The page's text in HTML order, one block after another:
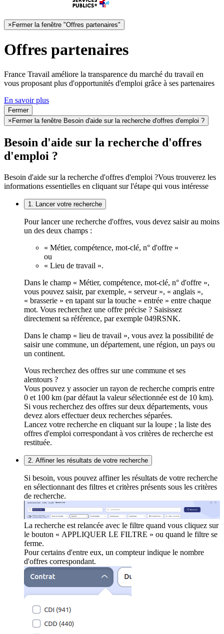
× Fermer la fenêtre "Offres partenaires"
Offres partenaires
France Travail améliore la transparence du marché du travail en
vous proposant plus d'opportunités d'emploi grâce à ses partenaires
En savoir plus
Fermer
× Fermer la fenêtre Besoin d'aide sur la recherche d'offres d'emploi ?
Besoin d'aide sur la recherche d'offres
d'emploi ?
Besoin d'aide sur la recherche d'offres d'emploi ?Vous trouverez les
informations essentielles en cliquant sur l'étape qui vous intéresse
1. Lancer votre recherche
Pour lancer une recherche d'offres, vous devez saisir au moins
un des deux champs :
« Métier, compétence, mot-clé, n° d'offre »
ou
« Lieu de travail ».
Dans le champ « Métier, compétence, mot-clé, n° d'offre »,
vous pouvez saisir, par exemple, « serveur », « anglais »,
« brasserie » en tapant sur la touche « entrée » entre chaque
mot. Vous recherchez une offre précise ? Saisissez
directement sa référence, par exemple 049RSNK.
Dans le champ « lieu de travail », vous avez la possibilité de
saisir une commune, un département, une région, un pays ou
un continent.
Vous recherchez des offres sur une commune et ses
alentours ?
Vous pouvez y associer un rayon de recherche compris entre
0 et 100 km (par défaut la valeur sélectionnée est de 10 km).
Si vous recherchez des offres sur deux départements, vous
devez alors effectuer deux recherches séparées.
Lancez votre recherche en cliquant sur la loupe ; la liste des
offres d'emploi correspondant à vos critères de recherche est
restituée.
2. Affiner les résultats de votre recherche
Si besoin, vous pouvez affiner les résultats de votre recherche
en sélectionnant des filtres et critères présents sous les critères
de recherche.
La recherche est relancée avec le filtre quand vous cliquez sur
le bouton « APPLIQUER LE FILTRE » ou quand le filtre se
ferme.
Pour certains d'entre eux, un compteur indique le nombre
d'offres correspondant.